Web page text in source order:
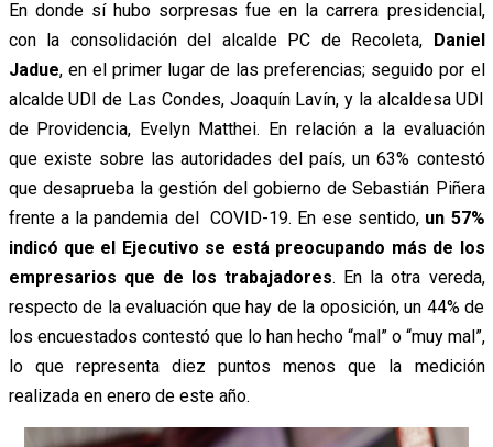
En donde sí hubo sorpresas fue en la carrera presidencial,
con la consolidación del alcalde PC de Recoleta, Daniel
Jadue, en el primer lugar de las preferencias; seguido por el
alcalde UDI de Las Condes, Joaquín Lavín, y la alcaldesa UDI
de Providencia, Evelyn Matthei. En relación a la evaluación
que existe sobre las autoridades del país, un 63% contestó
que desaprueba la gestión del gobierno de Sebastián Piñera
frente a la pandemia del COVID-19. En ese sentido, un 57%
indicó que el Ejecutivo se está preocupando más de los
empresarios que de los trabajadores. En la otra vereda,
respecto de la evaluación que hay de la oposición, un 44% de
los encuestados contestó que lo han hecho “mal” o “muy mal”,
lo que representa diez puntos menos que la medición
realizada en enero de este año.